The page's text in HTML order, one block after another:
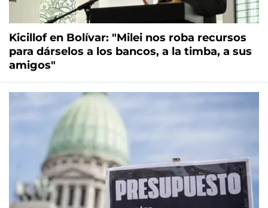
Kicillof en Bolívar: "Milei nos roba recursos
para dárselos a los bancos, a la timba, a sus
amigos"